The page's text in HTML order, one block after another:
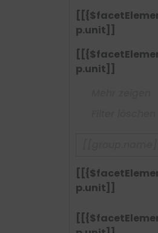
p.unit]]
p.unit]]
p.unit]]